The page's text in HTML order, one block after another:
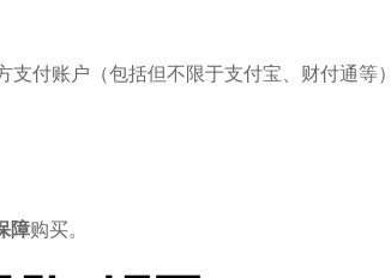
付账户（包括但不限于支付宝、财付通等
障购买。